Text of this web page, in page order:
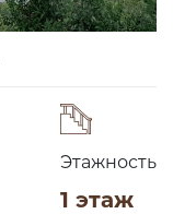
Этажность
1 этаж